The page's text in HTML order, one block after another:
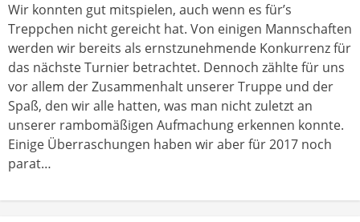
Wir konnten gut mitspielen, auch wenn es für’s
Treppchen nicht gereicht hat. Von einigen Mannschaften
werden wir bereits als ernstzunehmende Konkurrenz für
das nächste Turnier betrachtet. Dennoch zählte für uns
vor allem der Zusammenhalt unserer Truppe und der
Spaß, den wir alle hatten, was man nicht zuletzt an
unserer rambomäßigen Aufmachung erkennen konnte.
Einige Überraschungen haben wir aber für 2017 noch
parat…